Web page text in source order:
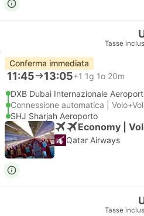
Tasse
Conferma immediata
11:45 13:05+1 1g 1o 20m
DXB Dubai Internazionale
Connessione automatica |
SHJ Sharjah Aeroporto
Economy |
Qatar Airways
Tasse